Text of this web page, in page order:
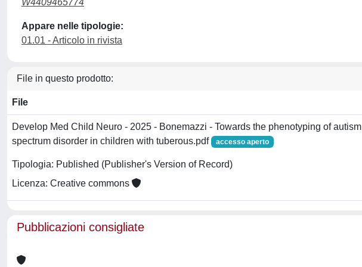
W4409465774
Appare nelle tipologie:
01.01 - Articolo in rivista
File in questo prodotto:
File
Develop Med Child Neuro - 2025 - Bonemazzi - Towards the phenotyping of autism
spectrum disorder in children with tuberous.pdf
accesso aperto
Tipologia: Published (Publisher's Version of Record)
Licenza: Creative commons
Pubblicazioni consigliate